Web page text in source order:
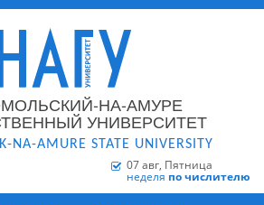
НА-АМУРЕ
УНИВЕРСИТЕТ
NA-AMURE STATE UNIVERSITY
07 авг, Пятница
неделя по числителю